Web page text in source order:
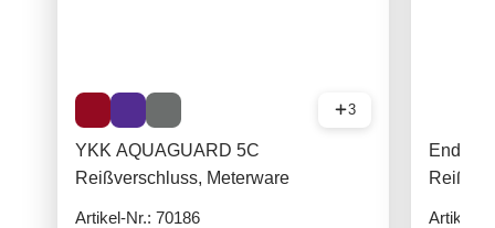
3
YKK AQUAGUARD 5C
Reißverschluss, Meterware
Artikel-Nr.: 70186
Endteil/
Artikel-